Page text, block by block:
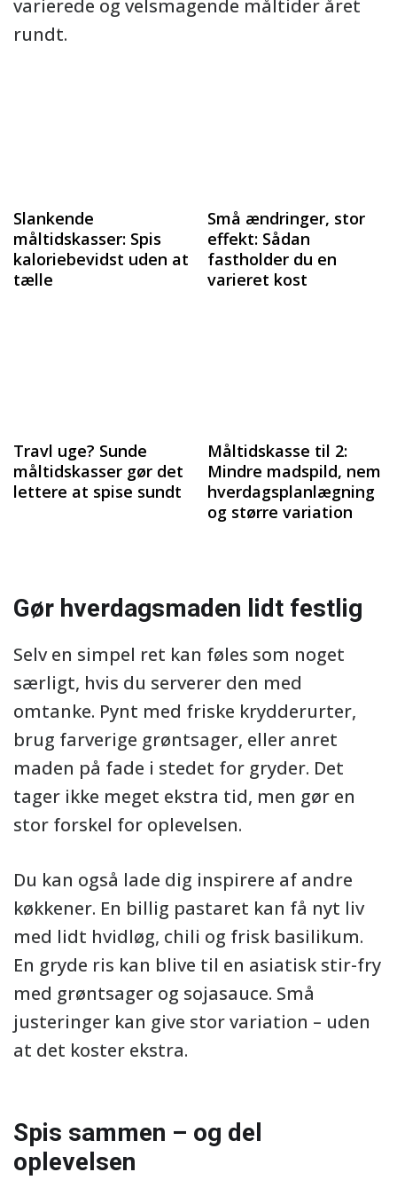
varierede og velsmagende måltider året
rundt.
Slankende
måltidskasser: Spis
kaloriebevidst uden at
tælle
Små ændringer, stor
effekt: Sådan
fastholder du en
varieret kost
Travl uge? Sunde
måltidskasser gør det
lettere at spise sundt
Måltidskasse til 2:
Mindre madspild, nem
hverdagsplanlægning
og større variation
Gør hverdagsmaden lidt festlig
Selv en simpel ret kan føles som noget
særligt, hvis du serverer den med
omtanke. Pynt med friske krydderurter,
brug farverige grøntsager, eller anret
maden på fade i stedet for gryder. Det
tager ikke meget ekstra tid, men gør en
stor forskel for oplevelsen.
Du kan også lade dig inspirere af andre
køkkener. En billig pastaret kan få nyt liv
med lidt hvidløg, chili og frisk basilikum.
En gryde ris kan blive til en asiatisk stir-fry
med grøntsager og sojasauce. Små
justeringer kan give stor variation – uden
at det koster ekstra.
Spis sammen – og del
oplevelsen